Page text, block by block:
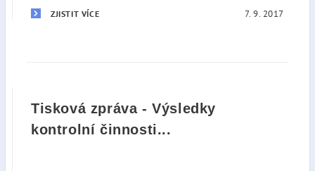
ZJISTIT VÍCE 7. 9. 2017
Tisková zpráva - Výsledky
kontrolní činnosti...